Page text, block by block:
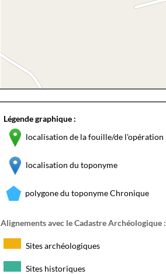
Légende graphique :
localisation de la fouille/de l'opération
localisation du toponyme
polygone du toponyme Chronique
Alignements avec le Cadastre Archéologique :
Sites archéologiques
Sites historiques